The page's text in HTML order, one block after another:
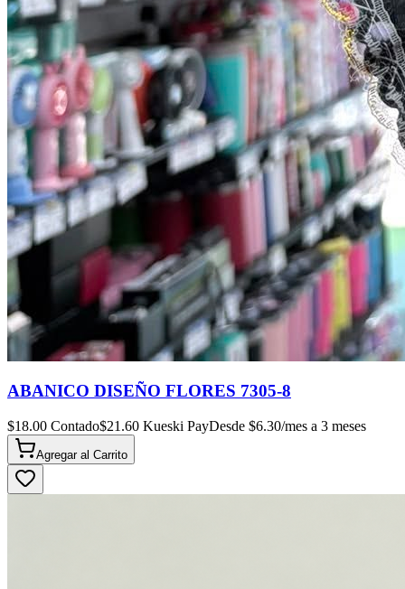
ABANICO DISEÑO FLORES 7305-8
$18.00 Contado$21.60 Kueski PayDesde $6.30/mes a 3 meses
Agregar al Carrito